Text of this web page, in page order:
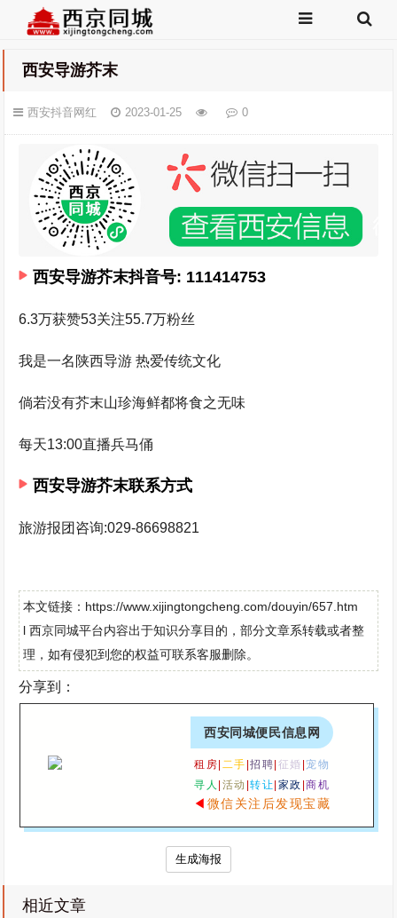
西安导游芥末
西安抖音网红 2023-01-25 0
西安导游芥末抖音号: 111414753
6.3万获赞53关注55.7万粉丝
我是一名陕西导游 热爱传统文化
倘若没有芥末山珍海鲜都将食之无味
每天13:00直播兵马俑
西安导游芥末联系方式
旅游报团咨询:029-86698821
本文链接：https://www.xijingtongcheng.com/douyin/657.htm
l 西京同城平台内容出于知识分享目的，部分文章系转载或者整
理，如有侵犯到您的权益可联系客服删除。
分享到：
西安同城便民信息网
租房| 二手 |招聘| 征婚 |宠物
寻人 | 活动 |转让| 家政 |商机
◀ 微信关注后发现宝藏
生成海报
相近文章